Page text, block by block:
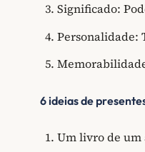
Significado:
Personalidade:
6 ideias de
Um livro de um